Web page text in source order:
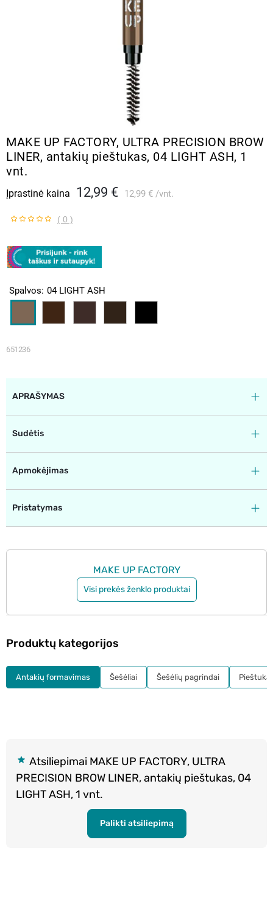
MAKE UP FACTORY, ULTRA PRECISION BROW
LINER, antakių pieštukas, 04 LIGHT ASH, 1
vnt.
Įprastinė kaina 12,99 € 12,99 € vnt.
( 0 )
651236
Spalvos 04 LIGHT ASH
APRAŠYMAS
Sudėtis
Apmokėjimas
Pristatymas
MAKE UP FACTORY
Visi prekės ženklo produktai
Atsiliepimai MAKE UP FACTORY, ULTRA
PRECISION BROW LINER, antakių pieštukas, 04
LIGHT ASH, 1 vnt.
Palikti atsiliepimą
Produktų kategorijos
Antakių formavimas Šešėliai Šešėlių pagrindai Pieštukai